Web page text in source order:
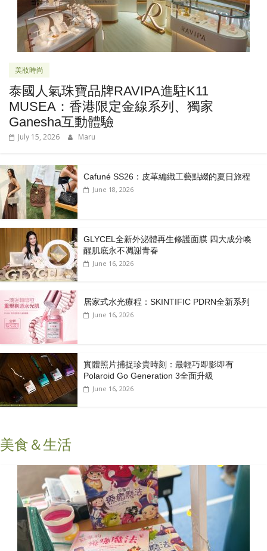
美妝時尚
泰國人氣珠寶品牌RAVIPA進駐K11
MUSEA：香港限定金線系列、獨家
Ganesha互動體驗
July 15, 2026 Maru
Cafuné SS26：皮革編織工藝點綴的夏日旅程
June 18, 2026
GLYCEL全新外泌體再生修護面膜 四大成分喚
醒肌底永不凋謝青春
June 16, 2026
居家式水光療程：SKINTIFIC PDRN全新系列
June 16, 2026
實體照片捕捉珍貴時刻：最輕巧即影即有
Polaroid Go Generation 3全面升級
June 16, 2026
美食＆生活